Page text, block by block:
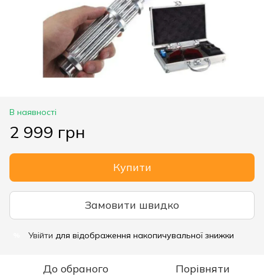
В наявності
2 999 грн
Купити
Замовити швидко
Увійти для відображення накопичувальної знижки
До обраного Порівняти